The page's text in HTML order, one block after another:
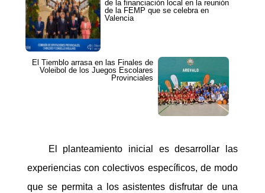
de la financiación local en la reunión
de la FEMP que se celebra en
Valencia
El Tiemblo arrasa en las Finales de
Voleibol de los Juegos Escolares
Provinciales
El planteamiento inicial es desarrollar las
experiencias con colectivos específicos, de modo
que se permita a los asistentes disfrutar de una